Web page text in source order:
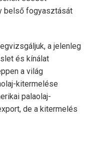
belső fogyasztását
a jelenleg
és kínálat
a világ
kitermelése
palaolaj-
de a kitermelés